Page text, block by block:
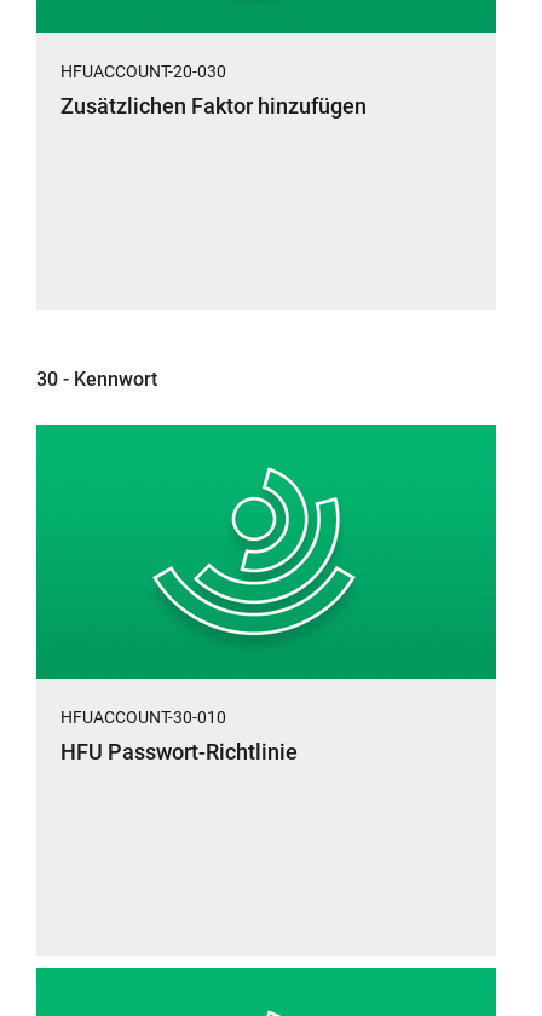
HFUACCOUNT-20-030
Zusätzlichen Faktor hinzufügen
30 - Kennwort
HFUACCOUNT-30-010
HFU Passwort-Richtlinie